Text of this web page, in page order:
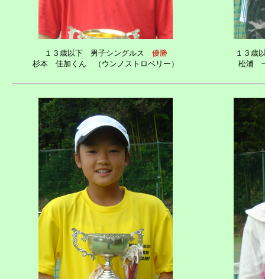
１３歳以下 男子シングルス 優勝
杉本 佳加くん （ウンノストロベリー）
１３歳
松浦